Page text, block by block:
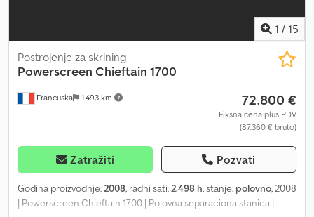
1 / 15
Francuska 1.493 km
Postrojenje za skrining
Powerscreen Chieftain 1700
72.800 €
Fiksna cena plus PDV
(87.360 € bruto)
Zatražiti Pozvati
Godina proizvodnje:2008, radni sati:2.498 h, stanje: polovno, 2008
| Powerscreen Chieftain 1700 | Polovna separaciona stanica |